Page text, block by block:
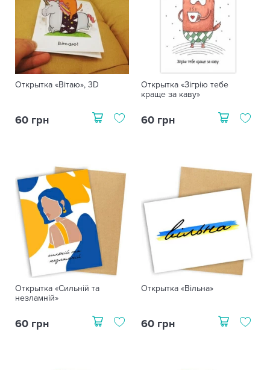
Открытка «Вітаю», 3D
60 грн
Открытка «Зігрію тебе
краще за каву»
60 грн
Открытка «Сильній та
незламній»
60 грн
Открытка «Вільна»
60 грн